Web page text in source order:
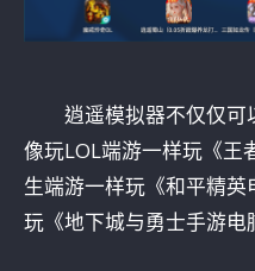
逍遥模拟器不仅仅可
像玩LOL端游一样玩《王
生端游一样玩《和平精
玩《地下城与勇士手游电